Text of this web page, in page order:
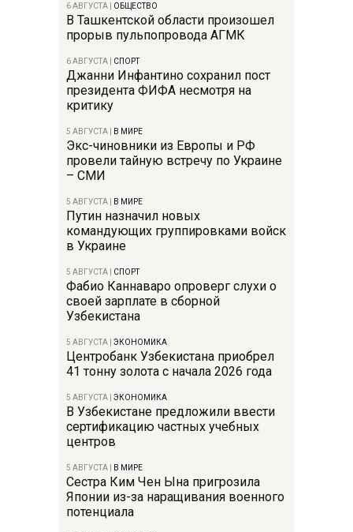
6 АВГУСТА ОБЩЕСТВО
В Ташкентской области произошел
прорыв пульпопровода АГМК
6 АВГУСТА СПОРТ
Джанни Инфантино сохранил пост
президента ФИФА несмотря на
критику
5 АВГУСТА В МИРЕ
Экс-чиновники из Европы и РФ
провели тайную встречу по Украине
– СМИ
5 АВГУСТА В МИРЕ
Путин назначил новых
командующих группировками войск
в Украине
5 АВГУСТА СПОРТ
Фабио Каннаваро опроверг слухи о
своей зарплате в сборной
Узбекистана
5 АВГУСТА ЭКОНОМИКА
Центробанк Узбекистана приобрел
41 тонну золота с начала 2026 года
5 АВГУСТА ЭКОНОМИКА
В Узбекистане предложили ввести
сертификацию частных учебных
центров
5 АВГУСТА В МИРЕ
Сестра Ким Чен Ына пригрозила
Японии из-за наращивания военного
потенциала